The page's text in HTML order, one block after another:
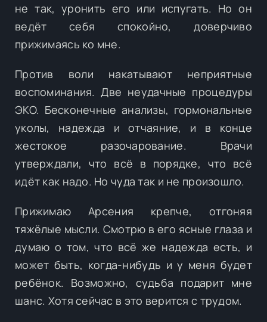
не так, уронить его или испугать. Но он
ведёт себя спокойно, доверчиво
прижимаясь ко мне.
Против воли накатывают неприятные
воспоминания. Две неудачные процедуры
ЭКО. Бесконечные анализы, гормональные
уколы, надежда и отчаяние, и в конце
жестокое разочарование. Врачи
утверждали, что всё в порядке, что всё
идёт как надо. Но чуда так и не произошло.
Прижимаю Арсения крепче, отгоняя
тяжёлые мысли. Смотрю в его ясные глаза и
думаю о том, что всё же надежда есть, и
может быть, когда-нибудь и у меня будет
ребёнок. Возможно, судьба подарит мне
шанс. Хотя сейчас в это верится с трудом.